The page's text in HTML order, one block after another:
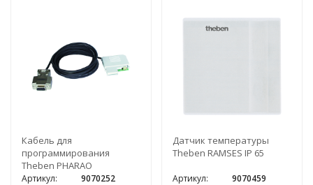
Кабель для
программирования
Theben PHARAO
Артикул: 9070252
Датчик температуры
Theben RAMSES IP 65
Артикул: 9070459